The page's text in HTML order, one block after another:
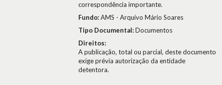
correspondência importante.
Fundo:AMS - Arquivo Mário Soares
Tipo Documental:Documentos
Direitos:
A publicação, total ou parcial, deste documento
exige prévia autorização da entidade
detentora.